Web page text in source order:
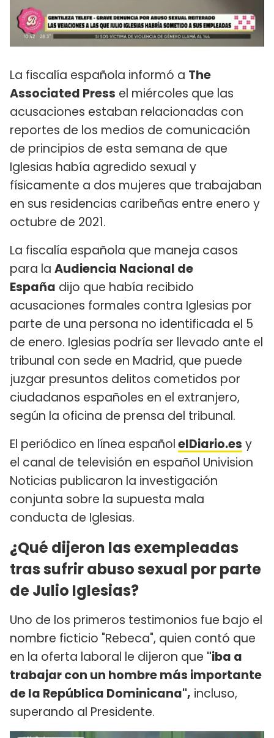
La fiscalía española informó a The
Associated Press el miércoles que las
acusaciones estaban relacionadas con
reportes de los medios de comunicación
de principios de esta semana de que
Iglesias había agredido sexual y
físicamente a dos mujeres que trabajaban
en sus residencias caribeñas entre enero y
octubre de 2021.
La fiscalía española que maneja casos
para la Audiencia Nacional de
España dijo que había recibido
acusaciones formales contra Iglesias por
parte de una persona no identificada el 5
de enero. Iglesias podría ser llevado ante el
tribunal con sede en Madrid, que puede
juzgar presuntos delitos cometidos por
ciudadanos españoles en el extranjero,
según la oficina de prensa del tribunal.
El periódico en línea españolelDiario.es y
el canal de televisión en español Univision
Noticias publicaron la investigación
conjunta sobre la supuesta mala
conducta de Iglesias.
¿Qué dijeron las exempleadas
tras sufrir abuso sexual por parte
de Julio Iglesias?
Uno de los primeros testimonios fue bajo el
nombre ficticio "Rebeca", quien contó que
en la oferta laboral le dijeron que "iba a
trabajar con un hombre más importante
de la República Dominicana", incluso,
superando al Presidente.